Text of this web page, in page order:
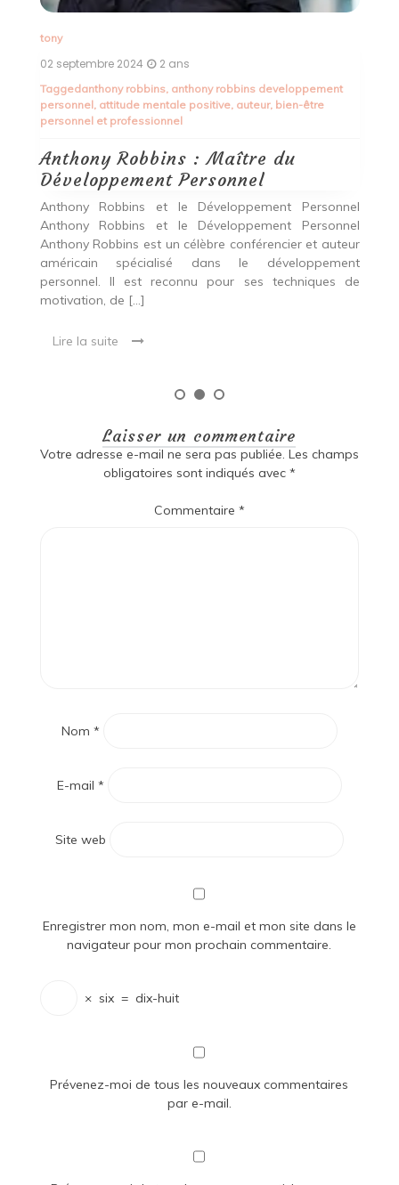
anthony
20 août 2024 2 ans
Taggedaction,développement personnel, émotions,
inspiration,objectifs
Développement Personnel
Article sur Tony Robbins et le développement
personnel Tony Robbins et le développement
personnel : une source d’inspiration inépuisable Tony
Robbins est une figure emblématique du monde du
développement personnel. Conférencier renommé,
coach de vie […]
Laisser un commentaire
Votre adresse e-mail ne sera pas publiée. Les champs
obligatoires sont indiqués avec *
Commentaire *
Nom *
E-mail *
Site web
Enregistrer mon nom, mon e-mail et mon site dans le
navigateur pour mon prochain commentaire.
× six = dix-huit
Prévenez-moi de tous les nouveaux commentaires
par e-mail.